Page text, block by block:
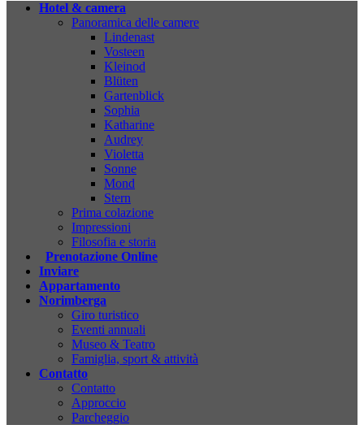
Hotel & camera
Panoramica delle camere
Lindenast
Vosteen
Kleinod
Blüten
Gartenblick
Sophia
Katharine
Audrey
Violetta
Sonne
Mond
Stern
Prima colazione
Impressioni
Filosofia e storia
Prenotazione Online
Inviare
Appartamento
Norimberga
Giro turistico
Eventi annuali
Museo & Teatro
Famiglia, sport & attività
Contatto
Contatto
Approccio
Parcheggio